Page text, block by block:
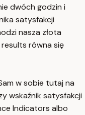
dwóch godzin i
satysfakcji
nasza złota
równa się
w sobie tutaj na
wskaźnik satysfakcji
Indicators albo